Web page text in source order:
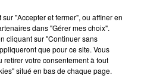
"Accepter et fermer", ou affiner en
dans "Gérer mes choix".
cliquant sur "Continuer sans
que pour ce site. Vous
retirer votre consentement à tout
situé en bas de chaque page.